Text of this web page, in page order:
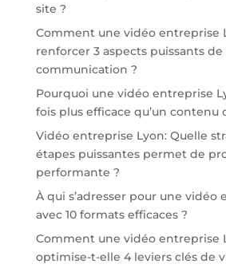
site ?
Comment une vidéo entreprise
renforcer 3 aspects puissants
communication ?
Pourquoi une vidéo entreprise
fois plus efficace qu’un contenu
Vidéo entreprise Lyon: Quelle
étapes puissantes permet de
performante ?
À qui s’adresser pour une vidéo
avec 10 formats efficaces ?
Comment une vidéo entreprise
optimise-t-elle 4 leviers clés de